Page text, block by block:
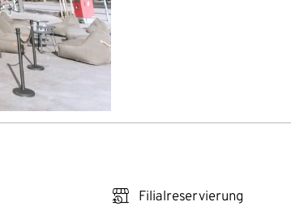
click_reserve_store Filialreservierung